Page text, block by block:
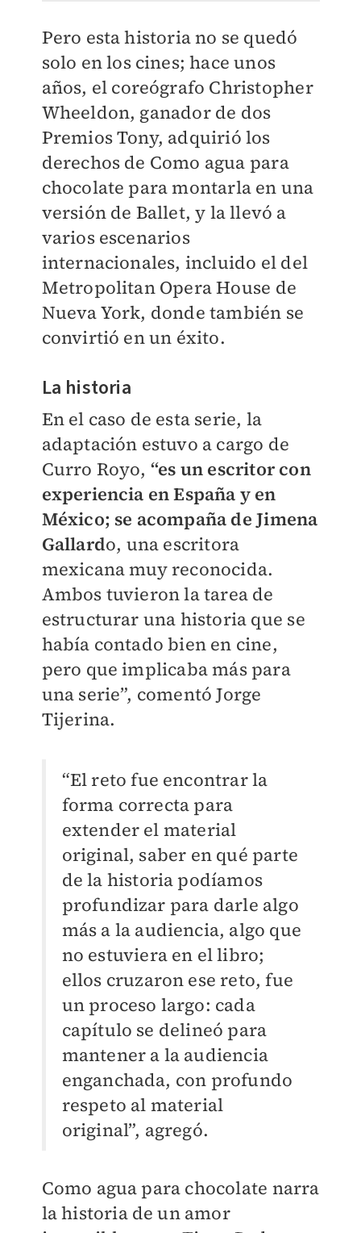
Pero esta historia no se quedó
solo en los cines; hace unos
años, el coreógrafo Christopher
Wheeldon, ganador de dos
Premios Tony, adquirió los
derechos de Como agua para
chocolate para montarla en una
versión de Ballet, y la llevó a
varios escenarios
internacionales, incluido el del
Metropolitan Opera House de
Nueva York, donde también se
convirtió en un éxito.
La historia
En el caso de esta serie, la
adaptación estuvo a cargo de
Curro Royo, “es un escritor con
experiencia en España y en
México; se acompaña de Jimena
Gallardo, una escritora
mexicana muy reconocida.
Ambos tuvieron la tarea de
estructurar una historia que se
había contado bien en cine,
pero que implicaba más para
una serie”, comentó Jorge
Tijerina.
“El reto fue encontrar la
forma correcta para
extender el material
original, saber en qué parte
de la historia podíamos
profundizar para darle algo
más a la audiencia, algo que
no estuviera en el libro;
ellos cruzaron ese reto, fue
un proceso largo: cada
capítulo se delineó para
mantener a la audiencia
enganchada, con profundo
respeto al material
original”, agregó.
Como agua para chocolate narra
la historia de un amor